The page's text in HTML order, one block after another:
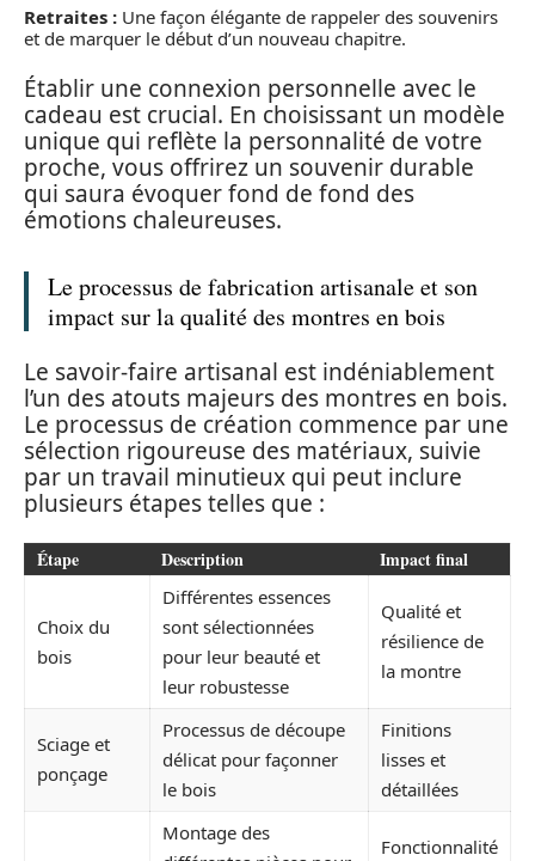
Retraites : Une façon élégante de rappeler des souvenirs
et de marquer le début d’un nouveau chapitre.
Établir une connexion personnelle avec le
cadeau est crucial. En choisissant un modèle
unique qui reflète la personnalité de votre
proche, vous offrirez un souvenir durable
qui saura évoquer fond de fond des
émotions chaleureuses.
Le processus de fabrication artisanale et son
impact sur la qualité des montres en bois
Le savoir-faire artisanal est indéniablement
l’un des atouts majeurs des montres en bois.
Le processus de création commence par une
sélection rigoureuse des matériaux, suivie
par un travail minutieux qui peut inclure
plusieurs étapes telles que :
Étape Description Impact final
Choix du
bois
Différentes essences
sont sélectionnées
pour leur beauté et
leur robustesse
Qualité et
résilience de
la montre
Sciage et
ponçage
Processus de découpe
délicat pour façonner
le bois
Finitions
lisses et
détaillées
Montage des
Fonctionnalité